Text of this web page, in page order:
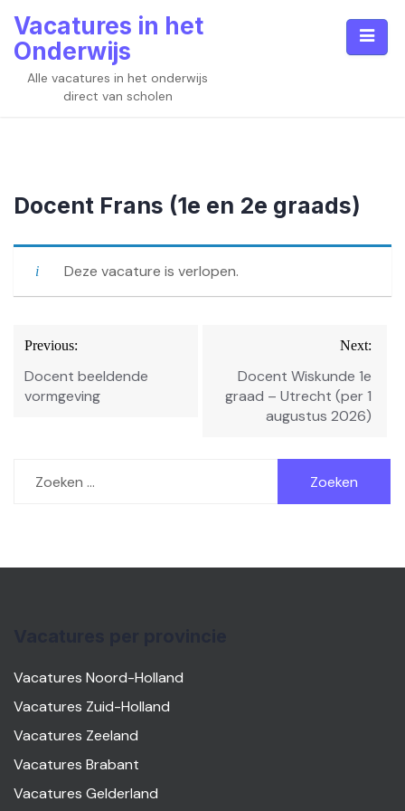
content
Vacatures in het
Onderwijs
Alle vacatures in het onderwijs
direct van scholen
Docent Frans (1e en 2e graads)
Deze vacature is verlopen.
Bericht
navigatie
Previous:
Docent beeldende
vormgeving
Next:
Docent Wiskunde 1e
graad – Utrecht (per 1
augustus 2026)
naar:
Vacatures Noord-Holland
Vacatures Zuid-Holland
Vacatures Zeeland
Vacatures Brabant
Vacatures Gelderland